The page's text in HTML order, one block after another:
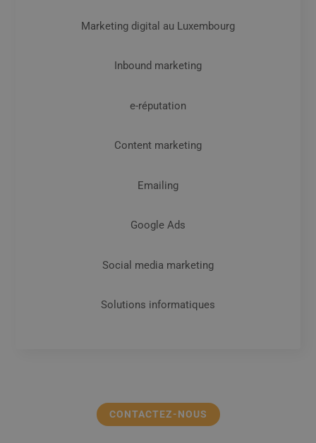
Marketing digital au Luxembourg
Inbound marketing
e-réputation
Content marketing
Emailing
Google Ads
Social media marketing
Solutions informatiques
CONTACTEZ-NOUS